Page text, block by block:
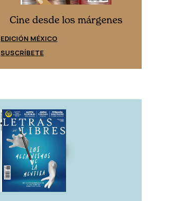
Cine desde los márgenes
EDICIÓN MÉXICO
SUSCRÍBETE